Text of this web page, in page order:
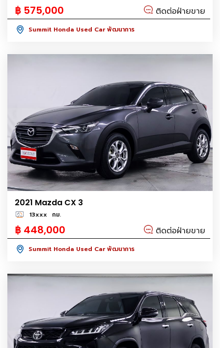
฿ 575,000 ติดต่อฝ่ายขาย
Summit Honda Used Car พัฒนาการ
2021 Mazda CX 3
13xxx กม.
฿ 448,000 ติดต่อฝ่ายขาย
Summit Honda Used Car พัฒนาการ